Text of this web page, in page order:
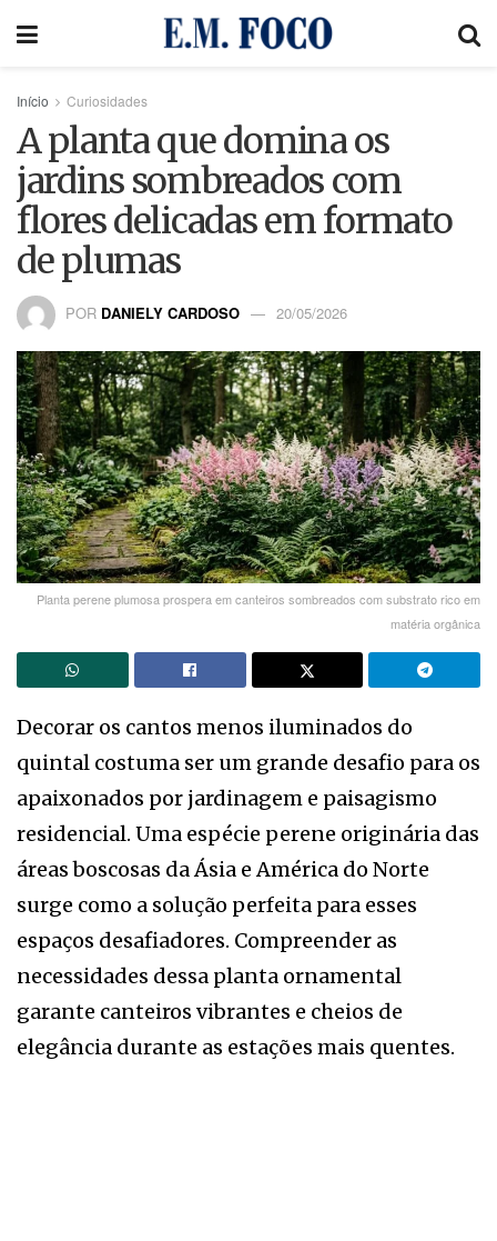
Início Curiosidades
A planta que domina os
jardins sombreados com
flores delicadas em formato
de plumas
POR DANIELY CARDOSO 20/05/2026
Planta perene plumosa prospera em canteiros sombreados com substrato rico em
matéria orgânica
Decorar os cantos menos iluminados do
quintal costuma ser um grande desafio para os
apaixonados por jardinagem e paisagismo
residencial. Uma espécie perene originária das
áreas boscosas da Ásia e América do Norte
surge como a solução perfeita para esses
espaços desafiadores. Compreender as
necessidades dessa planta ornamental
garante canteiros vibrantes e cheios de
elegância durante as estações mais quentes.